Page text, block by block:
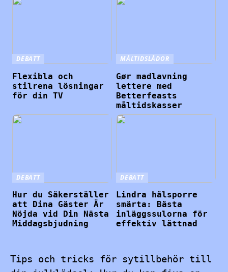
DEBATT
Flexibla och
stilrena lösningar
för din TV
MÅLTIDSLÅDOR
Gør madlavning
lettere med
Betterfeasts
måltidskasser
DEBATT
Hur du Säkerställer
att Dina Gäster Är
Nöjda vid Din Nästa
Middagsbjudning
DEBATT
Lindra hälsporre
smärta: Bästa
inläggssulorna för
effektiv lättnad
Tips och tricks för sytillbehör till